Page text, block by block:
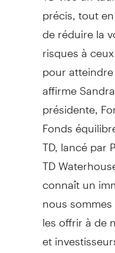
précis, tout
de réduire la
risques à
pour
affirme
présidente,
Fonds
TD, lancé par
TD
connaît un
nous
les offrir à de
et